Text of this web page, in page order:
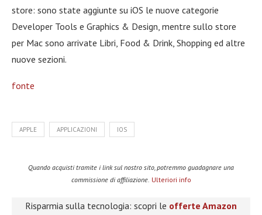
store: sono state aggiunte su iOS le nuove categorie
Developer Tools e Graphics & Design, mentre sullo store
per Mac sono arrivate Libri, Food & Drink, Shopping ed altre
nuove sezioni.
fonte
APPLE APPLICAZIONI IOS
Quando acquisti tramite i link sul nostro sito, potremmo guadagnare una
commissione di affiliazione. Ulteriori info
Risparmia sulla tecnologia: scopri le offerte Amazon